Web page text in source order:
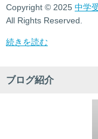
Copyright © 2025 中学
All Rights Reserved.
続きを読む
ブログ紹介